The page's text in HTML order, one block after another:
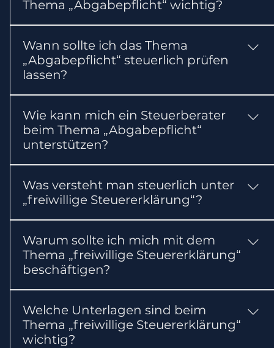
erste Einordnung gilt: Sie hängt vor allem von
Thema „Abgabepflicht“ wichtig?
und Bescheide bereithalten. Abhängig vom
Einzelfall können weitere Nachweise erforderlich
sein.
Wann sollte ich das Thema
„Abgabepflicht“ steuerlich prüfen
lassen?
in jedem Fall vor wichtigen Entscheidungen
oder gesetzlichen Fristen prüfen. So können
steuerliche Nachteile vermieden werden.
Wie kann mich ein Steuerberater
beim Thema „Abgabepflicht“
unterstützen?
und steuerlichen Folgen prüfen, die benötigten
Unterlagen zusammenstellen und erforderliche
Was versteht man steuerlich unter
„freiwillige Steuererklärung“?
Veranlagung beantragen.
Warum sollte ich mich mit dem
Thema „freiwillige Steuererklärung“
beschäftigen?
oder Ihre Steuerbelastung beeinflussen. Für die
erste Einordnung gilt: Arbeitnehmer können
häufig freiwillig eine Veranlagung beantragen.
Welche Unterlagen sind beim
Thema „freiwillige Steuererklärung“
wichtig?